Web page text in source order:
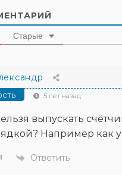
Старые
5 лет назад
выпускать
Например как у
Ответить